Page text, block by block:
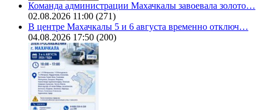
Команда администрации Махачкалы завоевала золото…
02.08.2026 11:00 (271)
В центре Махачкалы 5 и 6 августа временно отключ…
04.08.2026 17:50 (200)